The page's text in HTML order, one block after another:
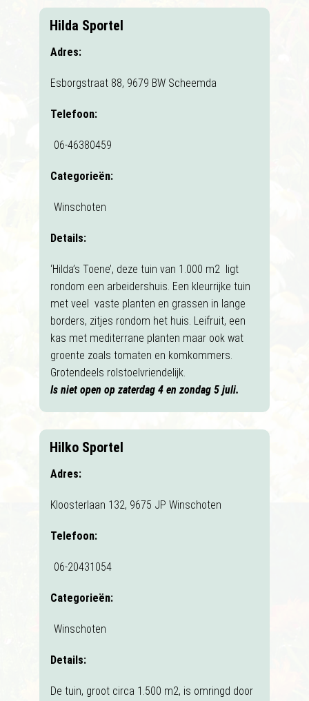
Hilda Sportel
Adres:
Esborgstraat 88, 9679 BW Scheemda
Telefoon:
06-46380459
Categorieën:
Winschoten
Details:
‘Hilda’s Toene’, deze tuin van 1.000 m2 ligt
rondom een arbeidershuis. Een kleurrijke tuin
met veel vaste planten en grassen in lange
borders, zitjes rondom het huis. Leifruit, een
kas met mediterrane planten maar ook wat
groente zoals tomaten en komkommers.
Grotendeels rolstoelvriendelijk.
Is niet open op zaterdag 4 en zondag 5 juli.
Hilko Sportel
Adres:
Kloosterlaan 132, 9675 JP Winschoten
Telefoon:
06-20431054
Categorieën:
Winschoten
Details:
De tuin, groot circa 1.500 m2, is omringd door